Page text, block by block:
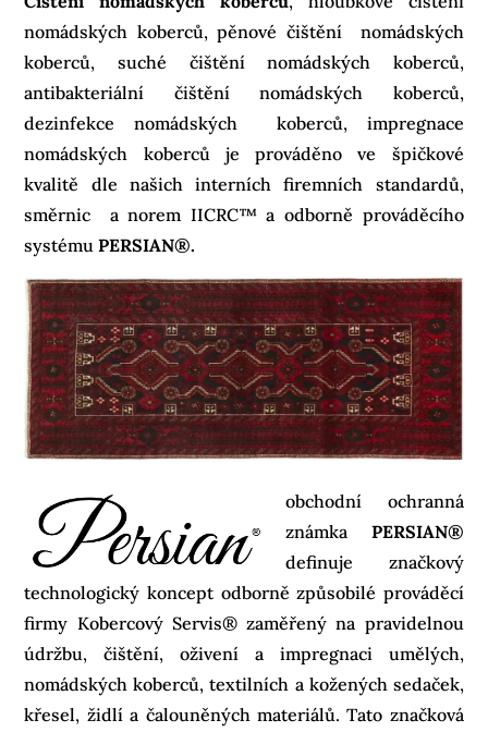
nomádských koberců, pěnové čištění nomádských
koberců, suché čištění nomádských koberců,
antibakteriální čištění nomádských koberců,
dezinfekce nomádských koberců, impregnace
nomádských koberců je prováděno ve špičkové
kvalitě dle našich interních firemních standardů,
směrnic a norem IICRC™ a odborně prováděcího
systémuPERSIAN®.
obchodní ochranná
známka PERSIAN®
definuje značkový
technologický koncept odborně způsobilé prováděcí
firmy Kobercový Servis® zaměřený na pravidelnou
údržbu, čištění, oživení a impregnaci umělých,
nomádských koberců, textilních a kožených sedaček,
křesel, židlí a čalouněných materiálů. Tato značková